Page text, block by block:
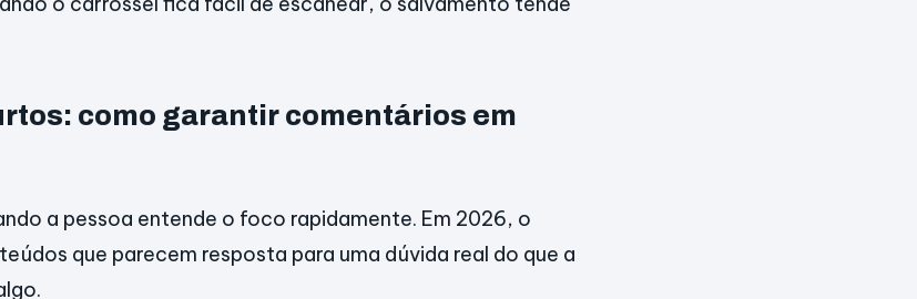
como garantir comentários em
a pessoa entende o foco rapidamente. Em 2026, o
que parecem resposta para uma dúvida real do que a